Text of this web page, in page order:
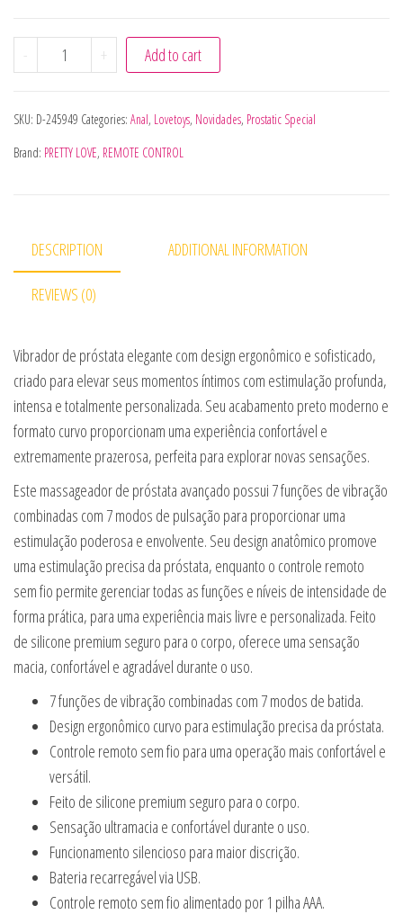
- PRETTY LOVE - VIBRADOR DE PRÓSTATA MIRABELLE
+ Add to cart
SKU: D-245949 Categories: Anal, Lovetoys, Novidades, Prostatic Special
Brand: PRETTY LOVE, REMOTE CONTROL
DESCRIPTION ADDITIONAL INFORMATION
REVIEWS (0)
Vibrador de próstata elegante com design ergonômico e sofisticado,
criado para elevar seus momentos íntimos com estimulação profunda,
intensa e totalmente personalizada. Seu acabamento preto moderno e
formato curvo proporcionam uma experiência confortável e
extremamente prazerosa, perfeita para explorar novas sensações.
Este massageador de próstata avançado possui 7 funções de vibração
combinadas com 7 modos de pulsação para proporcionar uma
estimulação poderosa e envolvente. Seu design anatômico promove
uma estimulação precisa da próstata, enquanto o controle remoto
sem fio permite gerenciar todas as funções e níveis de intensidade de
forma prática, para uma experiência mais livre e personalizada. Feito
de silicone premium seguro para o corpo, oferece uma sensação
macia, confortável e agradável durante o uso.
7 funções de vibração combinadas com 7 modos de batida.
Design ergonômico curvo para estimulação precisa da próstata.
Controle remoto sem fio para uma operação mais confortável e
versátil.
Feito de silicone premium seguro para o corpo.
Sensação ultramacia e confortável durante o uso.
Funcionamento silencioso para maior discrição.
Bateria recarregável via USB.
Controle remoto sem fio alimentado por 1 pilha AAA.